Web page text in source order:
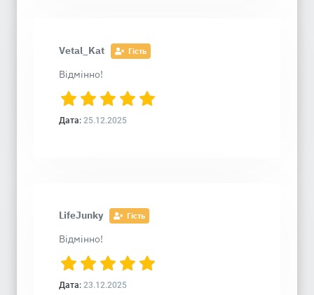
Vetal_Kat Гість
Відмінно!
Дата: 25.12.2025
LifeJunky Гість
Відмінно!
Дата: 23.12.2025